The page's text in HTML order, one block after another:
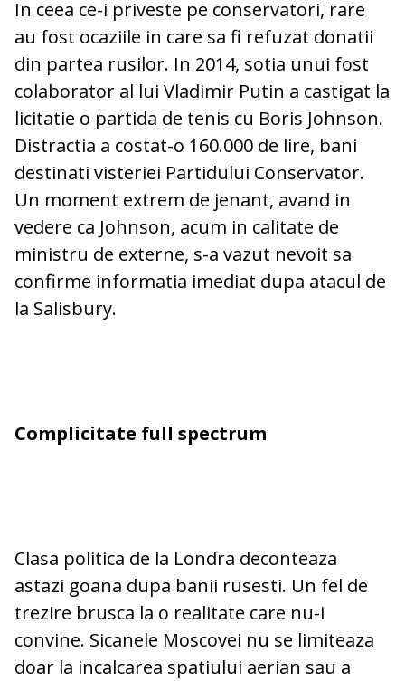
In ceea ce-i priveste pe conservatori, rare
au fost ocaziile in care sa fi refuzat donatii
din partea rusilor. In 2014, sotia unui fost
colaborator al lui Vladimir Putin a castigat la
licitatie o partida de tenis cu Boris Johnson.
Distractia a costat-o 160.000 de lire, bani
destinati visteriei Partidului Conservator.
Un moment extrem de jenant, avand in
vedere ca Johnson, acum in calitate de
ministru de externe, s-a vazut nevoit sa
confirme informatia imediat dupa atacul de
la Salisbury.
Complicitate full spectrum
Clasa politica de la Londra deconteaza
astazi goana dupa banii rusesti. Un fel de
trezire brusca la o realitate care nu-i
convine. Sicanele Moscovei nu se limiteaza
doar la incalcarea spatiului aerian sau a